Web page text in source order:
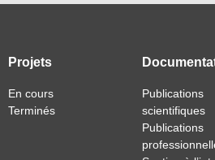
Projets
En cours
Terminés
Publications
scientifiques
Publications